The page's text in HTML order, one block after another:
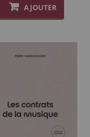
AJOUTER